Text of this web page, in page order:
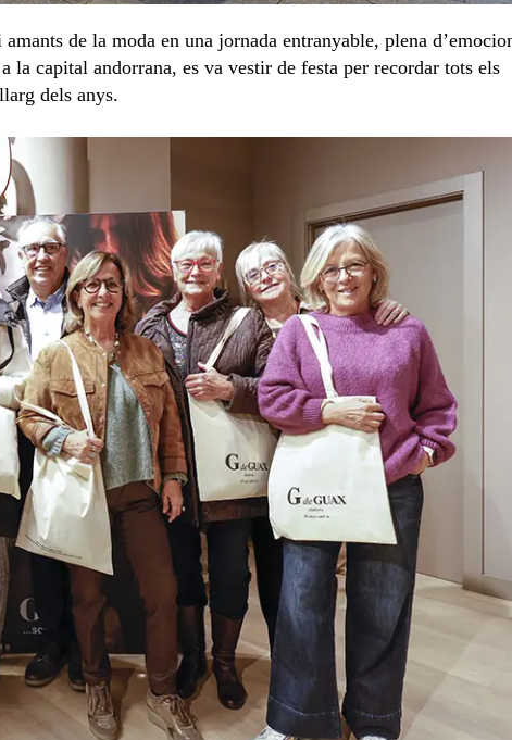
de la moda en una jornada entranyable, plena
capital andorrana, es va vestir de festa per recordar tots els
dels anys.